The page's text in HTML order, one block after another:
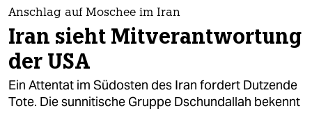
themen
politik
öko
gesellschaft
Anschlag auf Moschee im Iran
Iran sieht Mitverantwortung
der USA
Ein Attentat im Südosten des Iran fordert Dutzende
Tote. Die sunnitische Gruppe Dschundallah bekennt